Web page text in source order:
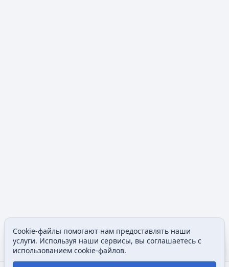
Просмотры
Cookie-файлы помогают нам предоставлять наши
услуги. Используя наши сервисы, вы соглашаетесь с
использованием cookie-файлов.